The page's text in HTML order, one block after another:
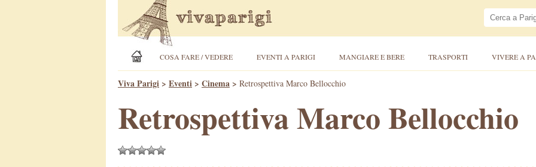
COSA FARE / VEDERE EVENTI A PARIGI MANGIARE E BERE TRASPORTI VIVERE A
Viva Parigi > Eventi > Cinema > Retrospettiva Marco Bellocchio
Retrospettiva Marco Bellocchio